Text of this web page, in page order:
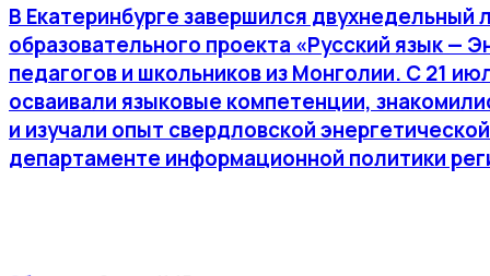
В Екатеринбурге завершился
образовательного проекта «Русский язык —
педагогов и школьников из Монголии. С 21
осваивали языковые компетенции,
и изучали опыт свердловской
департаменте информационной политики